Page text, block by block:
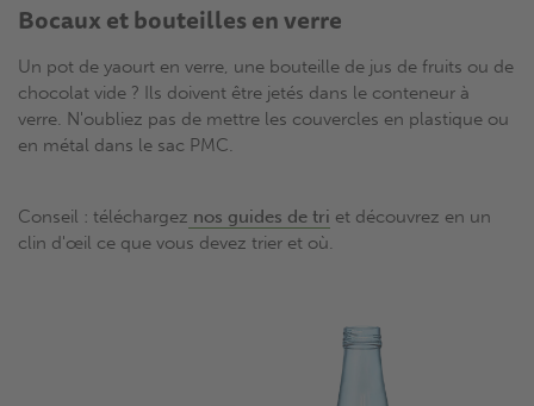
Bocaux et bouteilles en verre
Un pot de yaourt en verre, une bouteille de jus de fruits ou de
chocolat vide ? Ils doivent être jetés dans le conteneur à
verre. N'oubliez pas de mettre les couvercles en plastique ou
en métal dans le sac PMC.
Conseil : téléchargez nos guides de tri et découvrez en un
clin d'œil ce que vous devez trier et où.